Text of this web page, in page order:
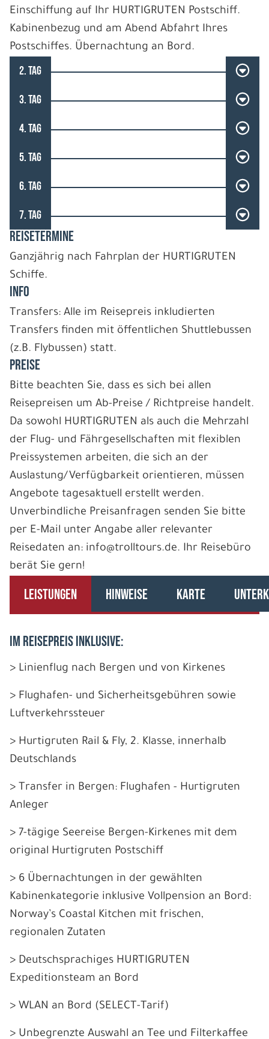
Einschiffung auf Ihr HURTIGRUTEN Postschiff.
Kabinenbezug und am Abend Abfahrt Ihres
Postschiffes. Übernachtung an Bord.
2. TAG
3. TAG
4. TAG
5. TAG
6. TAG
7. TAG
REISETERMINE
Ganzjährig nach Fahrplan der HURTIGRUTEN
Schiffe.
INFO
Transfers: Alle im Reisepreis inkludierten
Transfers finden mit öffentlichen Shuttlebussen
(z.B. Flybussen) statt.
PREISE
Bitte beachten Sie, dass es sich bei allen
Reisepreisen um Ab-Preise / Richtpreise handelt.
Da sowohl HURTIGRUTEN als auch die Mehrzahl
der Flug- und Fährgesellschaften mit flexiblen
Preissystemen arbeiten, die sich an der
Auslastung/Verfügbarkeit orientieren, müssen
Angebote tagesaktuell erstellt werden.
Unverbindliche Preisanfragen senden Sie bitte
per E-Mail unter Angabe aller relevanter
Reisedaten an: info@trolltours.de. Ihr Reisebüro
berät Sie gern!
LEISTUNGEN HINWEISE KARTE
IM REISEPREIS INKLUSIVE:
> Linienflug nach Bergen und von Kirkenes
> Flughafen- und Sicherheitsgebühren sowie
Luftverkehrssteuer
> Hurtigruten Rail & Fly, 2. Klasse, innerhalb
Deutschlands
> Transfer in Bergen: Flughafen - Hurtigruten
Anleger
> 7-tägige Seereise Bergen-Kirkenes mit dem
original Hurtigruten Postschiff
> 6 Übernachtungen in der gewählten
Kabinenkategorie inklusive Vollpension an Bord:
Norway’s Coastal Kitchen mit frischen,
regionalen Zutaten
> Deutschsprachiges HURTIGRUTEN
Expeditionsteam an Bord
> WLAN an Bord (SELECT-Tarif)
> Unbegrenzte Auswahl an Tee und Filterkaffee